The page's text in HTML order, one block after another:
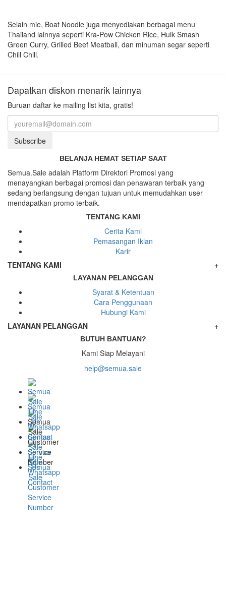
Selain mie, Boat Noodle juga menyediakan berbagai menu
Thailand lainnya seperti Kra-Pow Chicken Rice, Hulk Smash
Green Curry, Grilled Beef Meatball, dan minuman segar seperti
Chill Chill.
Dapatkan diskon menarik lainnya
Buruan daftar ke mailing list kita, gratis!
Subscribe
BELANJA HEMAT SETIAP SAAT
Semua.Sale adalah Platform Direktori Promosi yang
menayangkan berbagai promosi dan penawaran terbaik yang
sedang berlangsung dengan tujuan untuk memudahkan user
mendapatkan promo terbaik.
TENTANG KAMI
Cerita Kami
Pemasangan Iklan
Karir
TENTANG KAMI
+
LAYANAN PELANGGAN
Syarat & Ketentuan
Cara Penggunaan
Hubungi Kami
LAYANAN PELANGGAN
+
BUTUH BANTUAN?
Kami Siap Melayani
help@semua.sale